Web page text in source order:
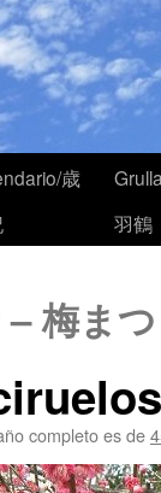
歳
羽鶴
梅ま
completo es de